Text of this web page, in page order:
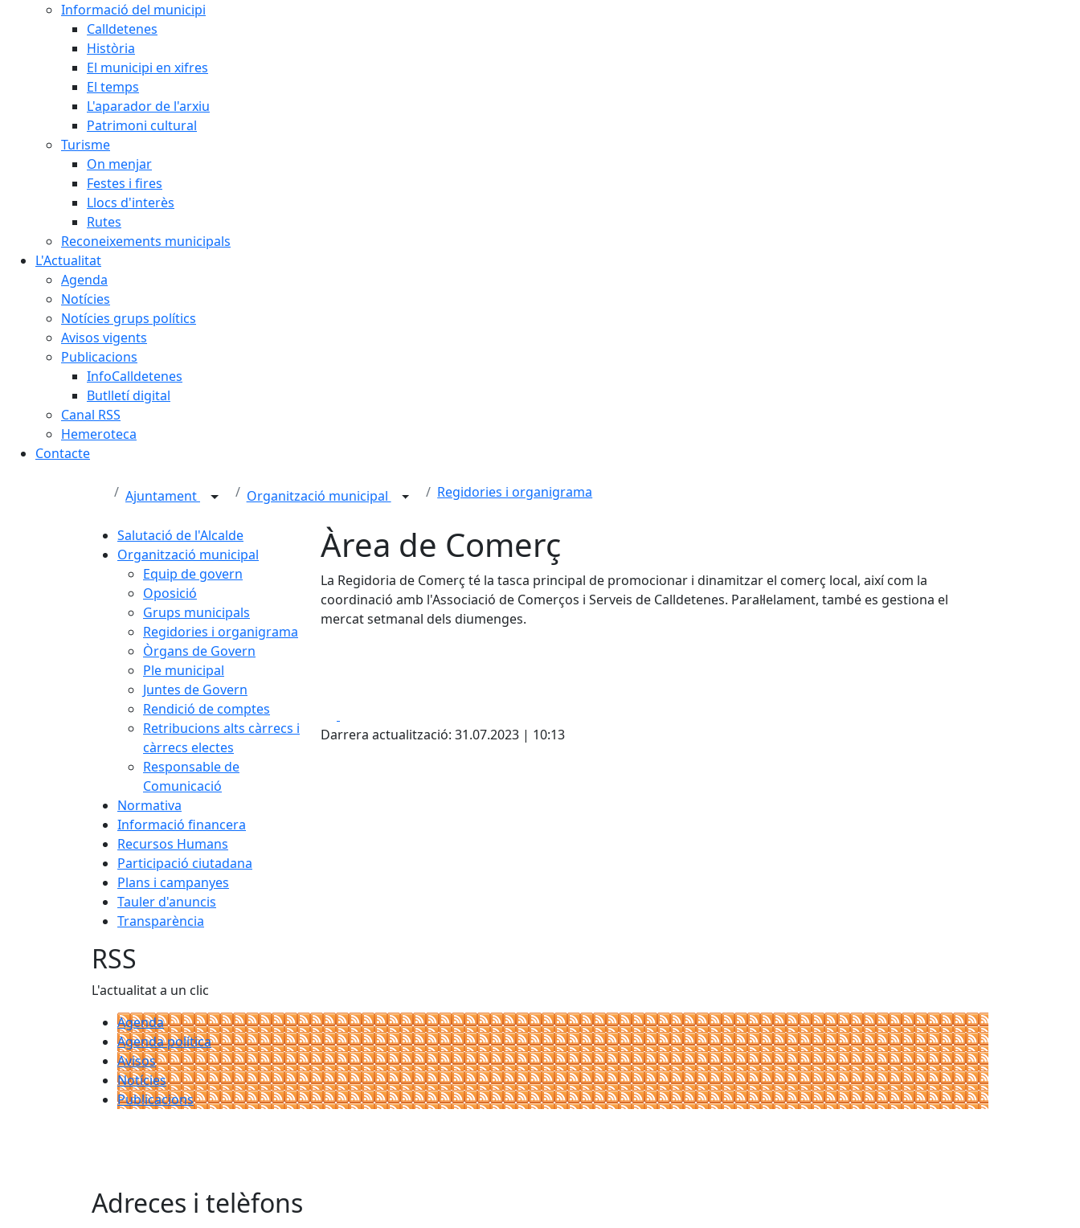
Informació del municipi
Calldetenes
Història
El municipi en xifres
El temps
L'aparador de l'arxiu
Patrimoni cultural
Turisme
On menjar
Festes i fires
Llocs d'interès
Rutes
Reconeixements municipals
L'Actualitat
Agenda
Notícies
Notícies grups polítics
Avisos vigents
Publicacions
InfoCalldetenes
Butlletí digital
Canal RSS
Hemeroteca
Contacte
Ajuntament Organització municipal Regidories i organigrama
Salutació de l'Alcalde
Organització municipal
Equip de govern
Oposició
Grups municipals
Regidories i organigrama
Òrgans de Govern
Ple municipal
Juntes de Govern
Rendició de comptes
Retribucions alts càrrecs i
càrrecs electes
Responsable de
Comunicació
Normativa
Informació financera
Recursos Humans
Participació ciutadana
Plans i campanyes
Tauler d'anuncis
Transparència
Àrea de Comerç
La Regidoria de Comerç té la tasca principal de promocionar i dinamitzar el comerç local, així com la
coordinació amb l'Associació de Comerços i Serveis de Calldetenes. Paral·lelament, també es gestiona el
mercat setmanal dels diumenges.
Darrera actualització: 31.07.2023 | 10:13
RSS
L'actualitat a un clic
Agenda
Agenda política
Avisos
Notícies
Publicacions
Adreces i telèfons